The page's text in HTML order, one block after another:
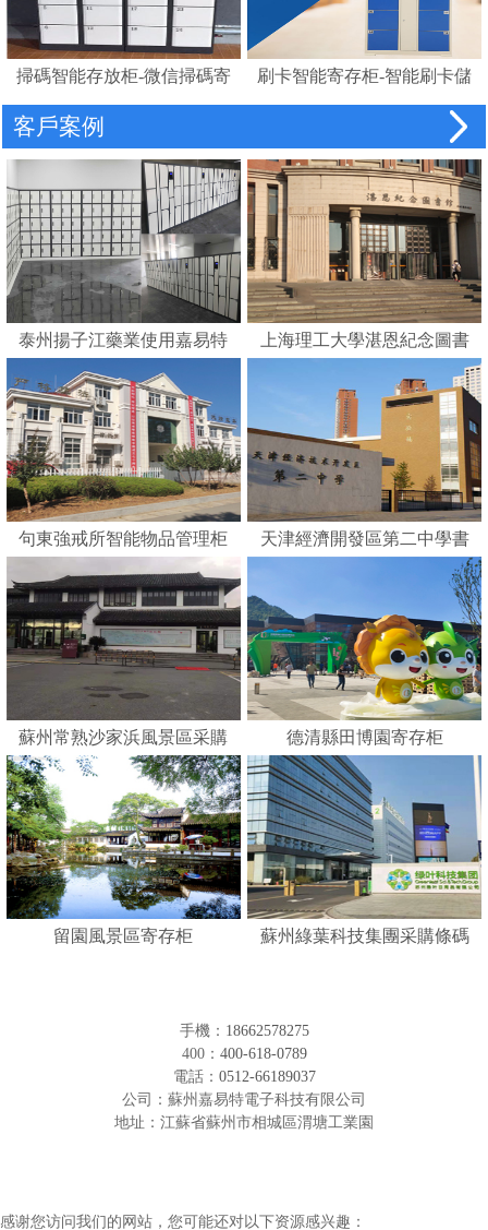
掃碼智能存放柜-微信掃碼寄
存柜
刷卡智能寄存柜-智能刷卡儲
物柜 IC卡電子感應自助存包
柜
客戶案例
泰州揚子江藥業使用嘉易特
刷卡智能柜
上海理工大學湛恩紀念圖書
句東強戒所智能物品管理柜
天津經濟開發區第二中學書
蘇州常熟沙家浜風景區采購
人臉識別寄存柜
德清縣田博園寄存柜
留園風景區寄存柜
蘇州綠葉科技集團采購條碼
手機： 18662578275
400： 400-618-0789
電話： 0512-66189037
公司：蘇州嘉易特電子科技有限公司
地址：江蘇省蘇州市相城區渭塘工業園
感谢您访问我们的网站，您可能还对以下资源感兴趣：